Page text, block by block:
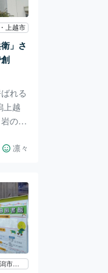
ボリ
野菜
タ
が好
上越市
」さ
れる
上越
の原
田
、当
も親
舶来
こ
とで
の他
りま
凛々
新潟県・新潟市江南区